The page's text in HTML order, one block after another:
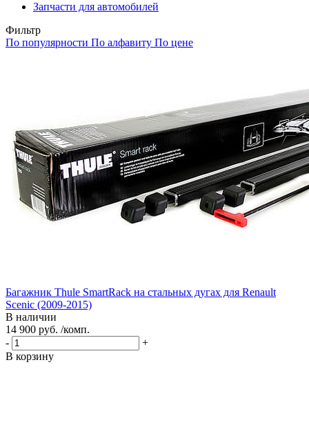
Запчасти для автомобилей
Фильтр
По популярности По алфавиту По цене
Багажник Thule SmartRack на стальных дугах для Renault
Scenic (2009-2015)
В наличии
14 900 руб. /комп.
-
+
В корзину